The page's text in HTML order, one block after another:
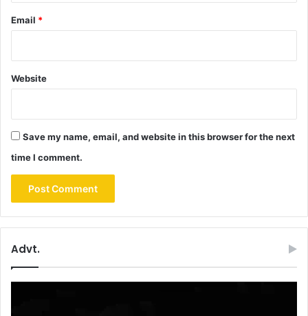
Email *
Website
Save my name, email, and website in this browser for the next
time I comment.
Advt.